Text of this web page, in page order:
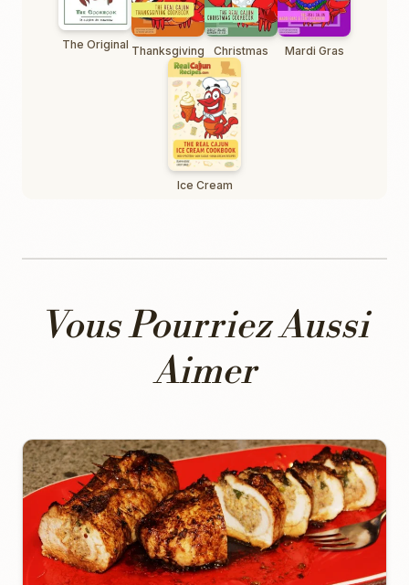
The Original Thanksgiving Christmas Mardi Gras
Ice Cream
Vous Pourriez Aussi
Aimer